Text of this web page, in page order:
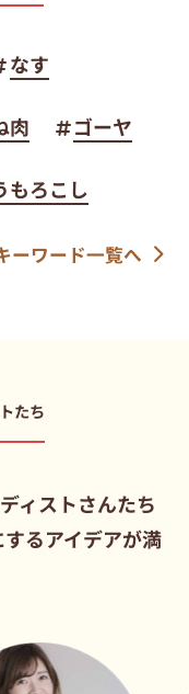
なす
肉 ゴーヤ
もろこし
ーワード一覧へ
たち
ィストさんたち
るアイデアが満